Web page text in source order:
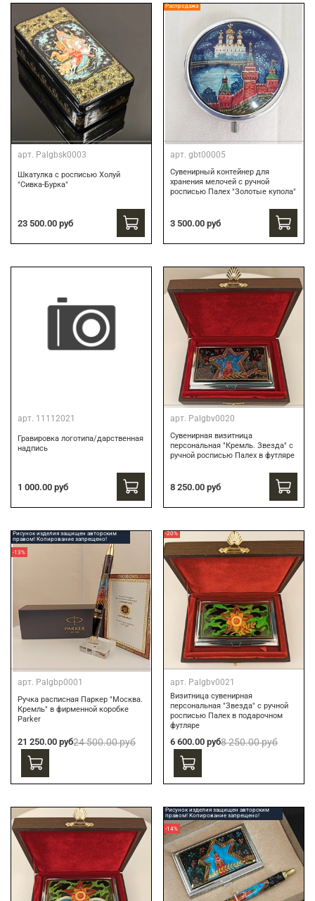
арт. Palgbsk0003
Шкатулка с росписью Холуй
"Сивка-Бурка"
23 500.00 руб
Распродажа
арт. gbt00005
Сувенирный контейнер для
хранения мелочей с ручной
росписью Палех "Золотые купола"
3 500.00 руб
арт. 11112021
Гравировка логотипа/дарственная
надпись
1 000.00 руб
арт. Palgbv0020
Сувенирная визитница
персональная "Кремль. Звезда" с
ручной росписью Палех в футляре
8 250.00 руб
Рисунок изделия защищен авторским
правом! Копирование запрещено!
-13%
арт. Palgbp0001
Ручка расписная Паркер "Москва.
Кремль" в фирменной коробке
Parker
21 250.00 руб24 500.00 руб
-20%
арт. Palgbv0021
Визитница сувенирная
персональная "Звезда" с ручной
росписью Палех в подарочном
футляре
6 600.00 руб8 250.00 руб
Рисунок изделия защищен авторским
правом! Копирование запрещено!
-14%